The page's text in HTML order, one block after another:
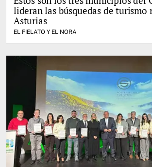
lideran las búsquedas de turismo
Asturias
EL FIELATO Y EL NORA